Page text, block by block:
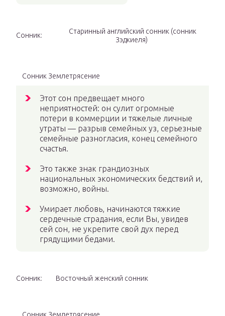
Сонник:
Старинный английский сонник (сонник
Зэдкиеля)
Сонник Землетрясение
Этот сон предвещает много
неприятностей: он сулит огромные
потери в коммерции и тяжелые личные
утраты — разрыв семейных уз, серьезные
семейные разногласия, конец семейного
счастья.
Это также знак грандиозных
национальных экономических бедствий и,
возможно, войны.
Умирает любовь, начинаются тяжкие
сердечные страдания, если Вы, увидев
сей сон, не укрепите свой дух перед
грядущими бедами.
Сонник: Восточный женский сонник